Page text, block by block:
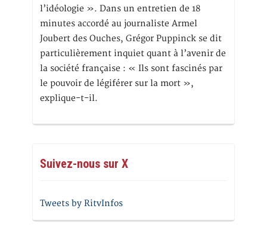
l’idéologie ». Dans un entretien de 18
minutes accordé au journaliste Armel
Joubert des Ouches, Grégor Puppinck se dit
particulièrement inquiet quant à l’avenir de
la société française : « Ils sont fascinés par
le pouvoir de légiférer sur la mort »,
explique-t-il.
Suivez-nous sur X
Tweets by RitvInfos